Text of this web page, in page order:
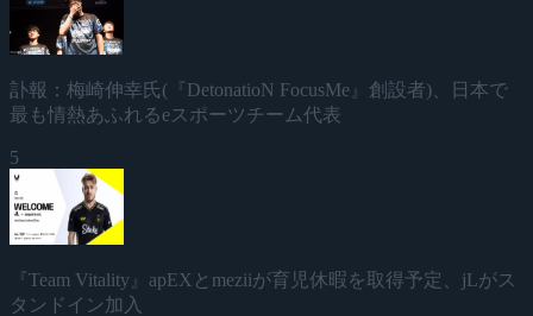
訃報：梅崎伸幸氏(『DetonatioN FocusMe』創設者)、日本で
最も情熱あふれるeスポーツチーム代表
5
『Team Vitality』apEXとmeziiが育児休暇を取得予定、jLがス
タンドイン加入